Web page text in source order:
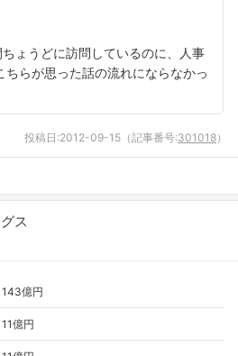
ょうどに訪問しているのに、人事
らが思った話の流れにならなかっ
投稿日:2012-09-15 （記事番号:301018）
ス
143億円
11億円